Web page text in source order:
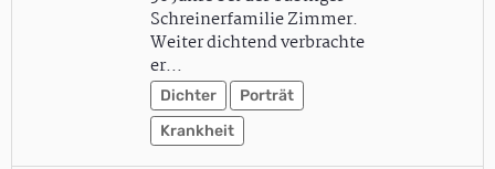
Schreinerfamilie Zimmer.
Weiter dichtend verbrachte
er…
Dichter
Porträt
Krankheit